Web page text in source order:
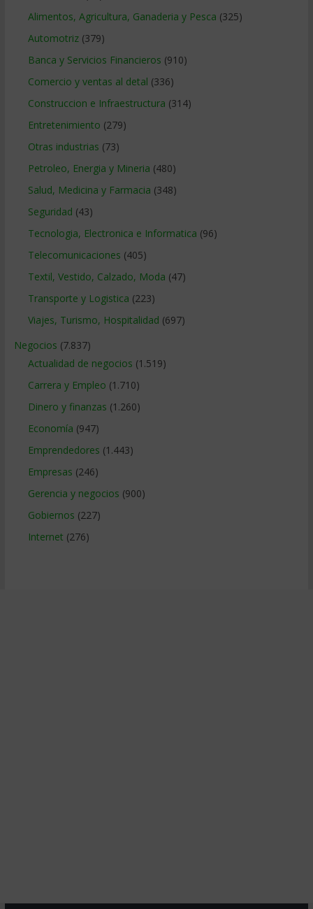
Alimentos, Agricultura, Ganaderia y Pesca (325)
Automotriz(379)
Banca y Servicios Financieros (910)
Comercio y ventas al detal (336)
Construccion e Infraestructura (314)
Entretenimiento (279)
Otras industrias (73)
Petroleo, Energia y Mineria (480)
Salud, Medicina y Farmacia (348)
Seguridad (43)
Tecnologia, Electronica e Informatica (96)
Telecomunicaciones (405)
Textil, Vestido, Calzado, Moda (47)
Transporte y Logistica (223)
Viajes, Turismo, Hospitalidad (697)
Negocios (7.837)
Actualidad de negocios (1.519)
Carrera y Empleo (1.710)
Dinero y finanzas (1.260)
Economía (947)
Emprendedores (1.443)
Empresas (246)
Gerencia y negocios (900)
Gobiernos (227)
Internet (276)